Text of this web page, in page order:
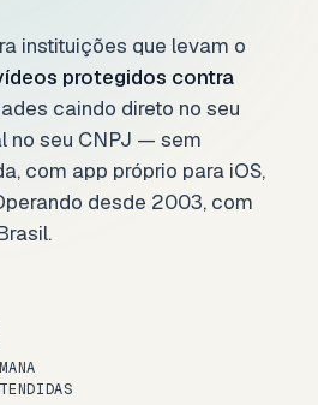
instituições que levam o
protegidos contra
caindo direto no seu
no seu CNPJ — sem
com app próprio para iOS,
desde 2003, com